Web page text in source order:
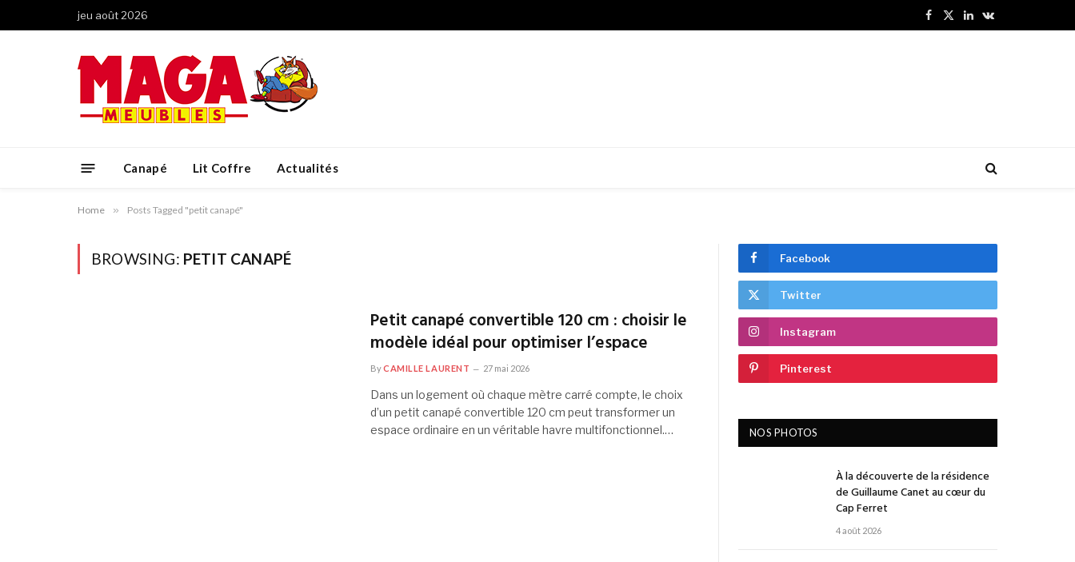
jeu août 2026
Facebook
X
LinkedInVKontakte
Canapé Lit Coffre Actualités
Home » Posts Tagged "petit canapé"
BROWSING: PETIT CANAPÉ
Petit canapé convertible 120 cm : choisir le
modèle idéal pour optimiser l’espace
ByCAMILLE LAURENT 27 mai 2026
Dans un logement où chaque mètre carré compte, le choix
d’un petit canapé convertible 120 cm peut transformer un
espace ordinaire en un véritable havre multifonctionnel.…
Facebook
Twitter
Instagram
Pinterest
NOS PHOTOS
À la découverte de la résidence
de Guillaume Canet au cœur du
Cap Ferret
4 août 2026